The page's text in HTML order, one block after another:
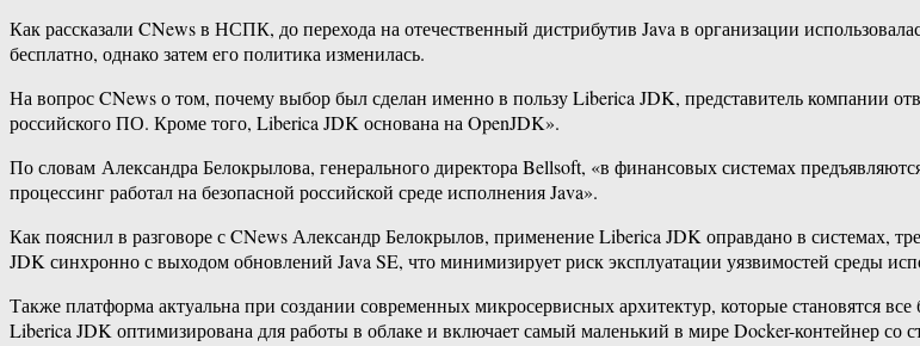
Как рассказали CNews в НСПК, до перехода на отечественный дистрибутив Java в организации
бесплатно, однако затем его политика изменилась.
На вопрос CNews о том, почему выбор был сделан именно в пользу Liberica JDK, представитель компании
российского ПО. Кроме того, Liberica JDK основана на OpenJDK».
По словам Александра Белокрылова, генерального директора Bellsoft, «в финансовых системах
процессинг работал на безопасной российской среде исполнения Java».
Как пояснил в разговоре с CNews Александр Белокрылов, применение Liberica JDK оправдано в системах,
JDK синхронно с выходом обновлений Java SE, что минимизирует риск эксплуатации уязвимостей среды
Также платформа актуальна при создании современных микросервисных архитектур, которые становятся
Liberica JDK оптимизирована для работы в облаке и включает самый маленький в мире Docker-​контейнер со